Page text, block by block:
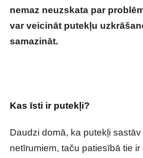
nemaz neuzskata par
var veicināt putekļu
samazināt.
Kas īsti ir putekļi?
Daudzi domā, ka putekļi sastāv
netīrumiem, taču patiesībā tie